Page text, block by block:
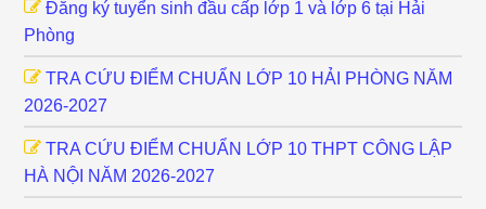
Đăng ký tuyển sinh đầu cấp lớp 1 và lớp 6 tại Hải
Phòng
TRA CỨU ĐIỂM CHUẨN LỚP 10 HẢI PHÒNG NĂM
2026-2027
TRA CỨU ĐIỂM CHUẨN LỚP 10 THPT CÔNG LẬP
HÀ NỘI NĂM 2026-2027